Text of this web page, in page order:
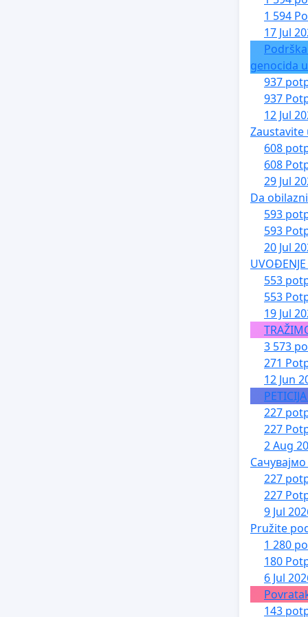
1 594
17 Jul
genocida
937
937
12 Jul
608
608
29 Jul
Da
593
593
20 Jul
553
553
19 Jul
3 573
271
12 Jun
227
227
2 Aug
227
227
9 Jul
Pružite
1 280
180
6 Jul
143